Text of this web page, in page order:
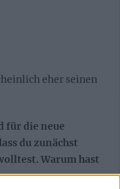
eher seinen
für die neue
du zunächst
Warum hast